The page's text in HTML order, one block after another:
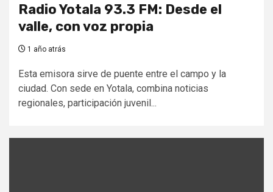
Radio Yotala 93.3 FM: Desde el
valle, con voz propia
1 año atrás
Esta emisora sirve de puente entre el campo y la
ciudad. Con sede en Yotala, combina noticias
regionales, participación juvenil...